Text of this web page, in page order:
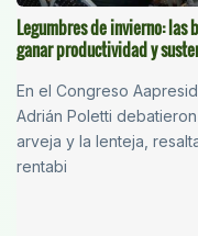
Legumbres de invierno: las
ganar productividad y
En el Congreso
Adrián Poletti
arveja y la lenteja,
rentabi